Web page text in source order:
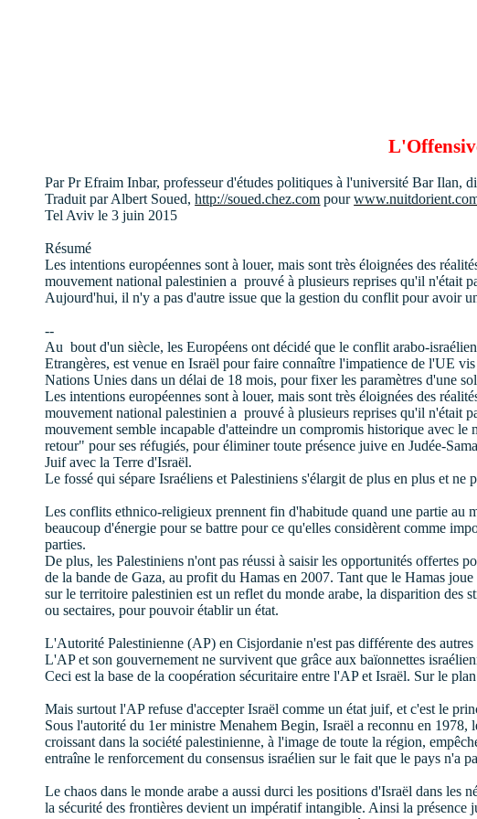
Par Pr Efraim Inbar, professeur d'études politiques à l'université Bar Ilan,
Traduit par Albert Soued,http://soued.chez.com pour
Tel Aviv le 3 juin 2015
Résumé
Les intentions européennes sont à louer, mais sont très éloignées des
mouvement national palestinien a prouvé à plusieurs reprises qu'il n'était
Aujourd'hui, il n'y a pas d'autre issue que la gestion du conflit pour avoir
--
Au bout d'un siècle, les Européens ont décidé que le conflit arabo-
Etrangères, est venue en Israël pour faire connaître l'impatience de l'UE
Nations Unies dans un délai de 18 mois, pour fixer les paramètres d'une
Les intentions européennes sont à louer, mais sont très éloignées des
mouvement national palestinien a prouvé à plusieurs reprises qu'il n'était
mouvement semble incapable d'atteindre un compromis historique avec
retour" pour ses réfugiés, pour éliminer toute présence juive en Judée-
Juif avec la Terre d'Israël.
Le fossé qui sépare Israéliens et Palestiniens s'élargit de plus en plus et
Les conflits ethnico-religieux prennent fin d'habitude quand une partie au
beaucoup d'énergie pour se battre pour ce qu'elles considèrent comme
parties.
De plus, les Palestiniens n'ont pas réussi à saisir les opportunités offertes
de la bande de Gaza, au profit du Hamas en 2007. Tant que le Hamas
sur le territoire palestinien est un reflet du monde arabe, la disparition des
ou sectaires, pour pouvoir établir un état.
L'Autorité Palestinienne (AP) en Cisjordanie n'est pas différente des
L'AP et son gouvernement ne survivent que grâce aux baïonnettes
Ceci est la base de la coopération sécuritaire entre l'AP et Israël. Sur le
Mais surtout l'AP refuse d'accepter Israël comme un état juif, et c'est le
Sous l'autorité du 1er ministre Menahem Begin, Israël a reconnu en
croissant dans la société palestinienne, à l'image de toute la région,
entraîne le renforcement du consensus israélien sur le fait que le pays n'a
Le chaos dans le monde arabe a aussi durci les positions d'Israël dans
la sécurité des frontières devient un impératif intangible. Ainsi la présence